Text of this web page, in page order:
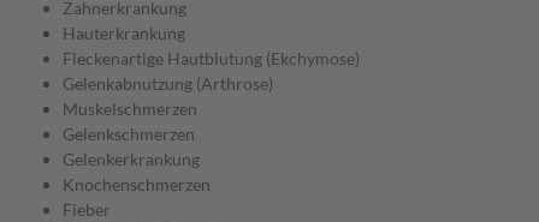
Zahnerkrankung
Hauterkrankung
Fleckenartige Hautblutung (Ekchymose)
Gelenkabnutzung (Arthrose)
Muskelschmerzen
Gelenkschmerzen
Gelenkerkrankung
Knochenschmerzen
Fieber